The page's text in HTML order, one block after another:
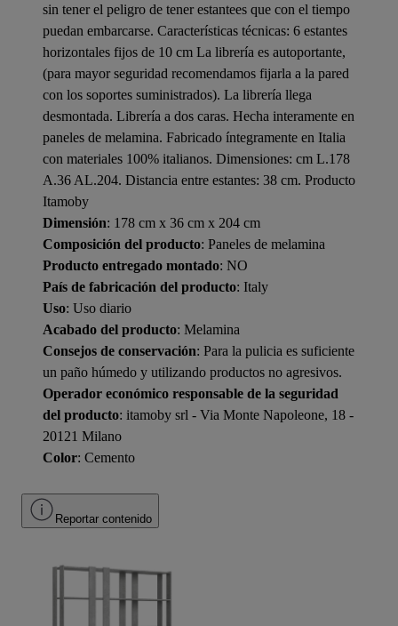
sin tener el peligro de tener estantees que con el tiempo
puedan embarcarse. Características técnicas: 6 estantes
horizontales fijos de 10 cm La librería es autoportante,
(para mayor seguridad recomendamos fijarla a la pared
con los soportes suministrados). La librería llega
desmontada. Librería a dos caras. Hecha interamente en
paneles de melamina. Fabricado íntegramente en Italia
con materiales 100% italianos. Dimensiones: cm L.178
A.36 AL.204. Distancia entre estantes: 38 cm. Producto
Itamoby
Dimensión: 178 cm x 36 cm x 204 cm
Composición del producto: Paneles de melamina
Producto entregado montado: NO
País de fabricación del producto: Italy
Uso: Uso diario
Acabado del producto: Melamina
Consejos de conservación: Para la pulicia es suficiente
un paño húmedo y utilizando productos no agresivos.
Operador económico responsable de la seguridad
del producto: itamoby srl - Via Monte Napoleone, 18 -
20121 Milano
Color: Cemento
Reportar contenido